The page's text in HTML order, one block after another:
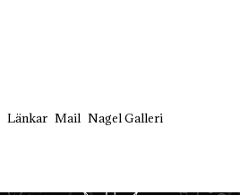
Länkar Mail Nagel Galleri